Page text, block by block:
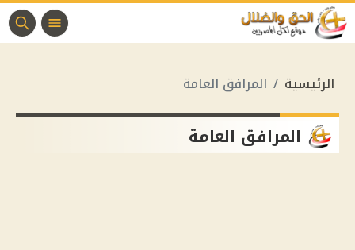
الرئيسية المرافق العامة
المرافق العامة